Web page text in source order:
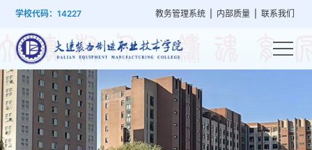
学校代码：14227 教务管理系统 内部质量 联系我们
概
况
建
设
管
理
设
置
工
作
就
业
培
训